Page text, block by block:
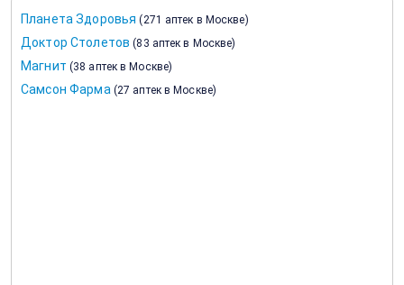
Планета Здоровья (271 аптек в Москве)
Доктор Столетов (83 аптек в Москве)
Магнит (38 аптек в Москве)
Самсон Фарма (27 аптек в Москве)